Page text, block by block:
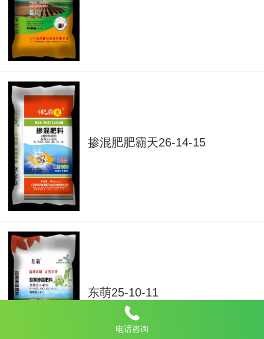
掺混肥肥霸天26-14-15
东萌25-10-11
电话咨询